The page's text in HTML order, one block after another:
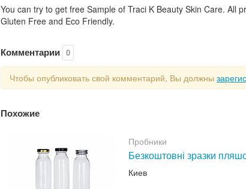
You can try to get free Sample of Traci K Beauty Skin Care. All
Gluten Free and Eco Friendly.
Комментарии 0
Чтобы опубликовать свой комментарий, Вы должны
Похожие
Пробники
Безкоштовні зразки
Киев